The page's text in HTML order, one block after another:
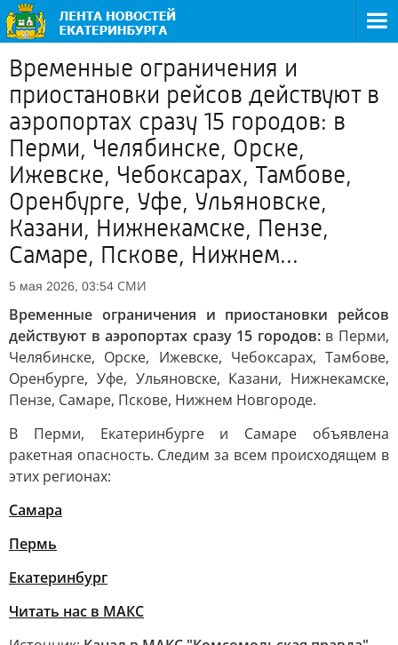
Временные ограничения и
приостановки рейсов действуют в
аэропортах сразу 15 городов: в
Перми, Челябинске, Орске,
Ижевске, Чебоксарах, Тамбове,
Оренбурге, Уфе, Ульяновске,
Казани, Нижнекамске, Пензе,
Самаре, Пскове, Нижнем...
5 мая 2026, 03:54 СМИ
Временные ограничения и приостановки рейсов
действуют в аэропортах сразу 15 городов: в Перми,
Челябинске, Орске, Ижевске, Чебоксарах, Тамбове,
Оренбурге, Уфе, Ульяновске, Казани, Нижнекамске,
Пензе, Самаре, Пскове, Нижнем Новгороде.
В Перми, Екатеринбурге и Самаре объявлена
ракетная опасность. Следим за всем происходящем в
этих регионах:
Самара
Пермь
Екатеринбург
Читать нас в МАКС